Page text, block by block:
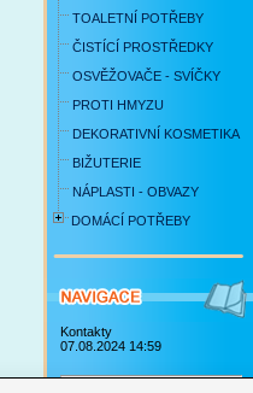
TOALETNÍ POTŘEBY
ČISTÍCÍ PROSTŘEDKY
OSVĚŽOVAČE - SVÍČKY
PROTI HMYZU
DEKORATIVNÍ KOSMETIKA
BIŽUTERIE
NÁPLASTI - OBVAZY
DOMÁCÍ POTŘEBY
Kontakty
07.08.2024 14:59